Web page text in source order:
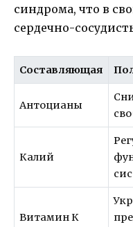
синдрома, что в
сердечно-
Составляющая
Антоцианы
Калий
Витамин К